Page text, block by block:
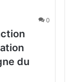
0
du